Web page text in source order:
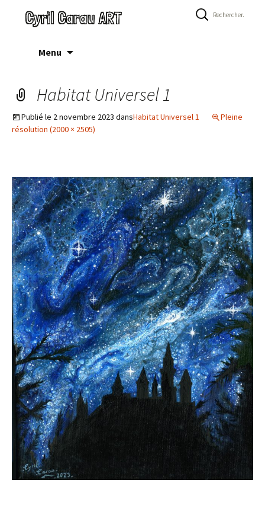
Cyril Carau ART Rechercher :
Menu
Habitat Universel 1
Publié le 2 novembre 2023 dansHabitat Universel 1
Pleine
résolution (2000 × 2505)